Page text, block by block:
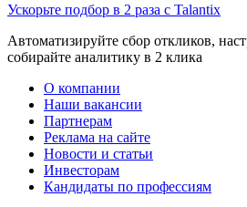
Ускорьте подбор в 2 раза с Talantix
Автоматизируйте сбор откликов,
собирайте аналитику в 2 клика
О компании
Наши вакансии
Партнерам
Реклама на сайте
Новости и статьи
Инвесторам
Кандидаты по профессиям